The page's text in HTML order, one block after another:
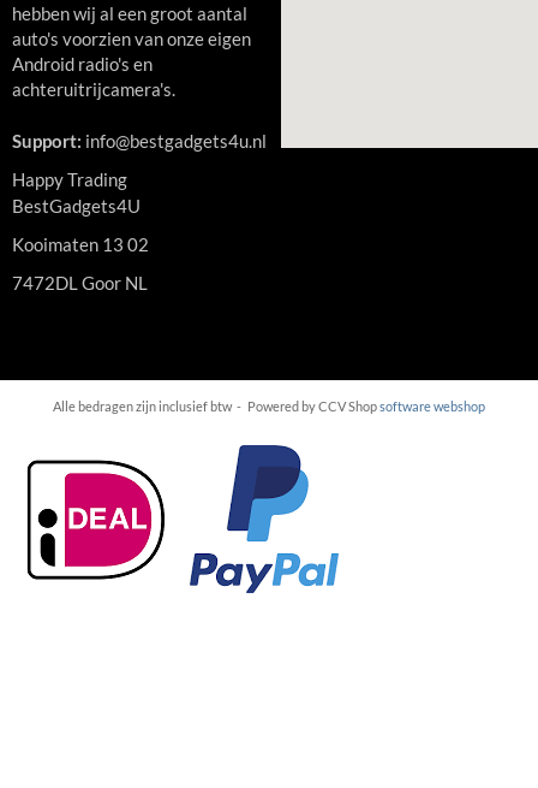
hebben wij al een groot aantal
auto's voorzien van onze eigen
Android radio's en
achteruitrijcamera's.
Support: info@bestgadgets4u.nl
Happy Trading
BestGadgets4U
Kooimaten 13 02
7472DL Goor NL
Alle bedragen zijn inclusief btw - Powered by CCV Shopsoftware webshop